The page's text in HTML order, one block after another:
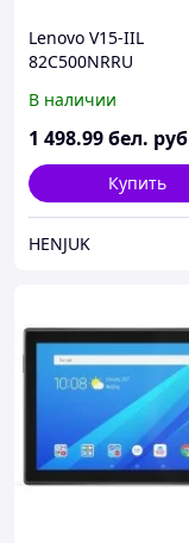
Lenovo V15-IIL
82C500NRRU
В наличии
1 498.99бел. руб
Купить
HENJUK